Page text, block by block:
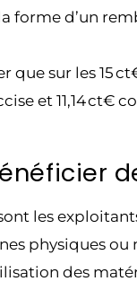
forme d’un
que sur les 15
et 11,14 ct€
les
physiques ou
des